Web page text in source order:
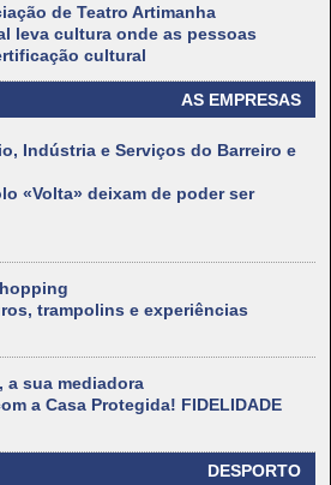
de Teatro Artimanha
leva cultura onde as pessoas
cultural
AS EMPRESAS
Indústria e Serviços do Barreiro e
«Volta» deixam de poder ser
trampolins e experiências
a sua mediadora
a Casa Protegida! FIDELIDADE
DESPORTO